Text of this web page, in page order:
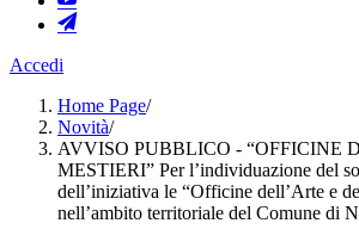
Accedi
Home Page/
Novità/
AVVISO PUBBLICO - “OFFICINE
MESTIERI” Per l’individuazione del
dell’iniziativa le “Officine dell’Arte e
nell’ambito territoriale del Comune di